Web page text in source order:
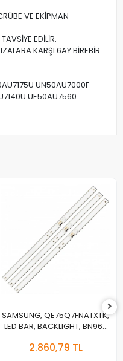
VE EKİPMAN
EDİLİR.
KARŞI 6AY BİREBİR
UN50AU7000F
UE50AU7560
SAMSUNG, QE75Q7FNATXTK,
LED BAR, BACKLIGHT, BN96-
V8Q7-750SM0-R1
2.860,79 TL